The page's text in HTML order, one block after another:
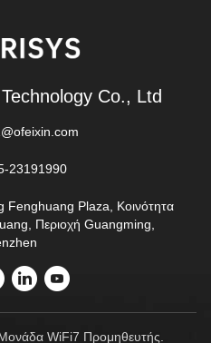
Co., Ltd
23191990
Fenghuang Plaza, Κοινότητα
Περιοχή Guangming,
WiFi7 Προμηθευτής.